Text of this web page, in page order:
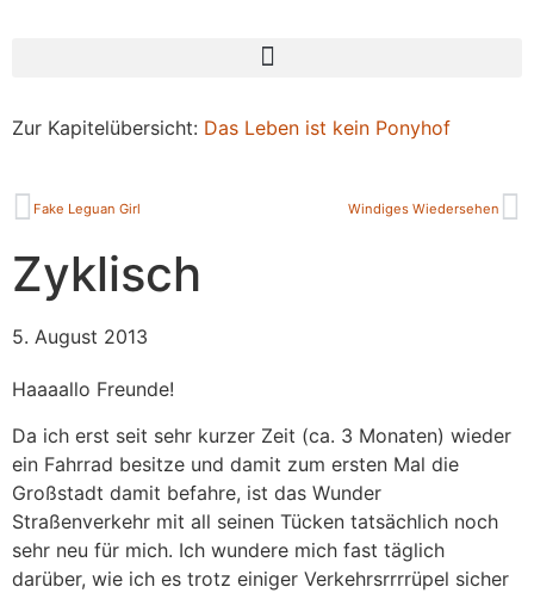
Zur Kapitelübersicht: Das Leben ist kein Ponyhof
Fake Leguan Girl Windiges Wiedersehen
Zyklisch
5. August 2013
Haaaallo Freunde!
Da ich erst seit sehr kurzer Zeit (ca. 3 Monaten) wieder
ein Fahrrad besitze und damit zum ersten Mal die
Großstadt damit befahre, ist das Wunder
Straßenverkehr mit all seinen Tücken tatsächlich noch
sehr neu für mich. Ich wundere mich fast täglich
darüber, wie ich es trotz einiger Verkehrsrrrrüpel sicher